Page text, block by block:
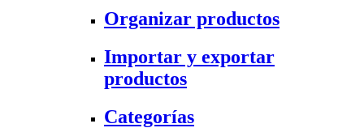
Organizar productos
Importar y exportar
productos
Categorías